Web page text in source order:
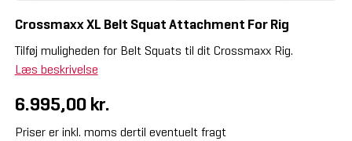
Crossmaxx XL Belt Squat Attachment For Rig
Tilføj muligheden for Belt Squats til dit Crossmaxx Rig.
Læs beskrivelse
6.995,00 kr.
Priser er inkl. moms dertil eventuelt fragt